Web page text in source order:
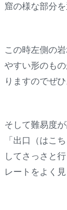
窟の様な部分を
この時左側の
やすい形のも
りますのでぜひ
そして難易度
「出口（はこ
してさっさと
レートをよく見